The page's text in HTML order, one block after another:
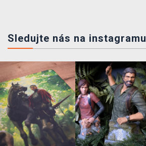
Sledujte nás na instagramu